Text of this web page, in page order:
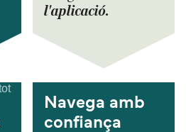
l'aplicació.
Navega amb
confiança